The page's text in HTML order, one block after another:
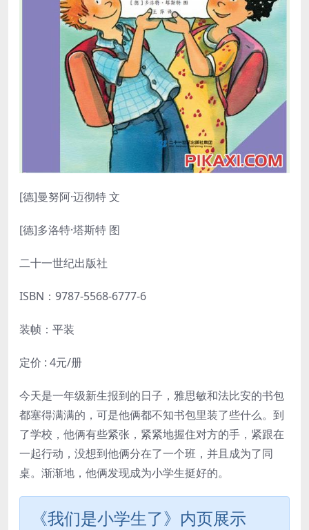
[德]曼努阿·迈彻特 文
[德]多洛特·塔斯特 图
二十一世纪出版社
ISBN： 9787-5568-6777-6
装帧：平装
定价 : 4元/册
今天是一年级新生报到的日子，雅思敏和法比安的书包
都塞得满满的，可是他俩都不知书包里装了些什么。到
了学校，他俩有些紧张，紧紧地握住对方的手，紧跟在
一起行动，没想到他俩分在了一个班，并且成为了同
桌。渐渐地，他俩发现成为小学生挺好的。
《我们是小学生了》内页展示